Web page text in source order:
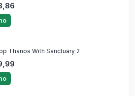
Thanos With Sanctuary 2